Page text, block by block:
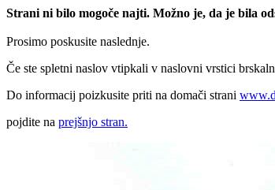
Strani ni bilo mogoče najti. Možno je, da je bila
Prosimo poskusite naslednje.
Če ste spletni naslov vtipkali v naslovni vrstici
Do informacij poizkusite priti na domači strani
pojdite na prejšnjo stran.